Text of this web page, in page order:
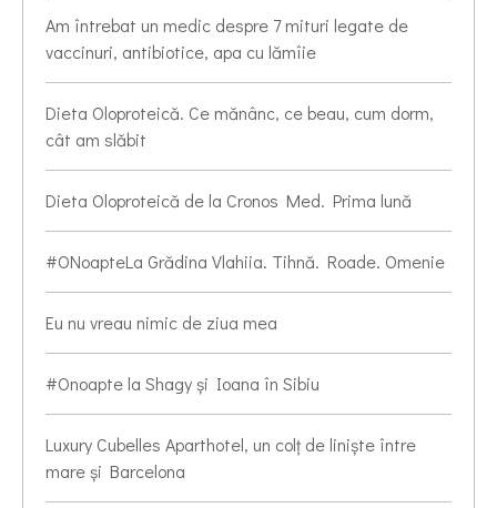
Am întrebat un medic despre 7 mituri legate de
vaccinuri, antibiotice, apa cu lămîie
Dieta Oloproteică. Ce mănânc, ce beau, cum dorm,
cât am slăbit
Dieta Oloproteică de la Cronos Med. Prima lună
#ONoapteLa Grădina Vlahiia. Tihnă. Roade. Omenie
Eu nu vreau nimic de ziua mea
#Onoapte la Shagy și Ioana în Sibiu
Luxury Cubelles Aparthotel, un colț de liniște între
mare și Barcelona